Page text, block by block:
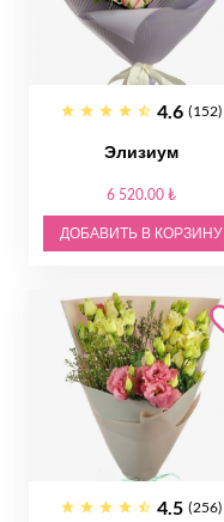
4.6 (152)
Элизиум
6 520.00 ₺
ДОБАВИТЬ В КОРЗИНУ
4.5 (256)